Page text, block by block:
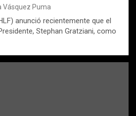
Vásquez Puma
anunció recientemente que el
Stephan Gratziani, como